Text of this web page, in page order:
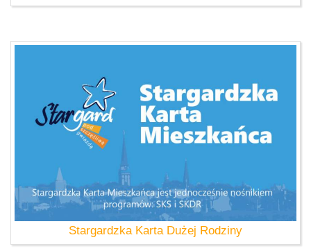
Stargardzka Karta Dużej Rodziny